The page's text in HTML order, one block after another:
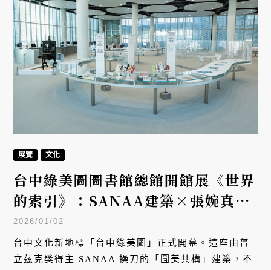
展覽 文化
台中綠美圖圖書館總館開館展《世界
的索引》：SANAA建築×張婉真策
展，圖書館從收藏到策演的轉型
2026/01/02
台中文化新地標「台中綠美圖」正式開幕。這座由普
立茲克獎得主 SANAA 操刀的「圖美共構」建築，不